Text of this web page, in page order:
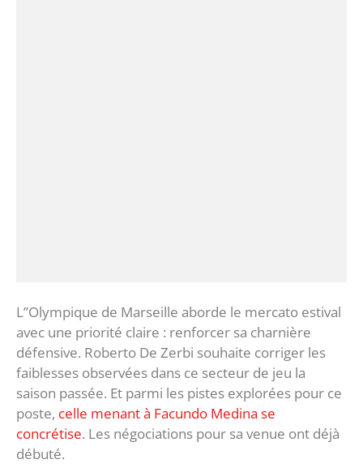
L’’Olympique de Marseille aborde le mercato estival
avec une priorité claire : renforcer sa charnière
défensive. Roberto De Zerbi souhaite corriger les
faiblesses observées dans ce secteur de jeu la
saison passée. Et parmi les pistes explorées pour ce
poste, celle menant à Facundo Medina se
concrétise. Les négociations pour sa venue ont déjà
débuté.